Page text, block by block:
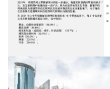
培训课程
私域课程
增长俱乐部